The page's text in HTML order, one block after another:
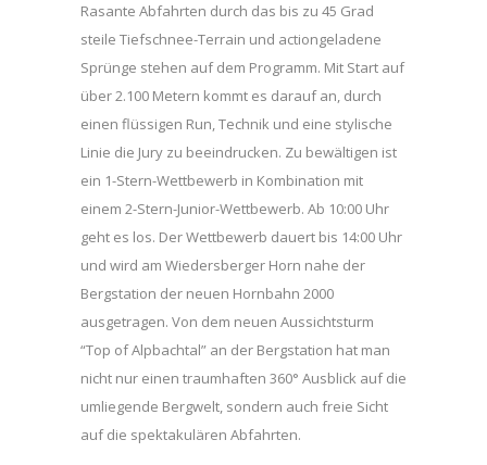
Rasante Abfahrten durch das bis zu 45 Grad
steile Tiefschnee-Terrain und actiongeladene
Sprünge stehen auf dem Programm. Mit Start auf
über 2.100 Metern kommt es darauf an, durch
einen flüssigen Run, Technik und eine stylische
Linie die Jury zu beeindrucken. Zu bewältigen ist
ein 1-Stern-Wettbewerb in Kombination mit
einem 2-Stern-Junior-Wettbewerb. Ab 10:00 Uhr
geht es los. Der Wettbewerb dauert bis 14:00 Uhr
und wird am Wiedersberger Horn nahe der
Bergstation der neuen Hornbahn 2000
ausgetragen. Von dem neuen Aussichtsturm
“Top of Alpbachtal” an der Bergstation hat man
nicht nur einen traumhaften 360° Ausblick auf die
umliegende Bergwelt, sondern auch freie Sicht
auf die spektakulären Abfahrten.